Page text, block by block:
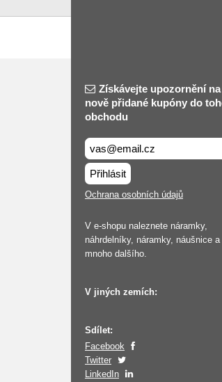
Získávejte upozornění na
nově přidané kupóny do
obchodu
Přihlásit
Ochrana osobních údajů
V e-shopu naleznete náramky,
náhrdelníky, náramky, náušnice a
mnoho dalšího.
V jiných zemích:
Sdílet:
Facebook
Twitter
LinkedIn